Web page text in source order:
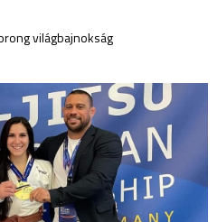
világbajnokság